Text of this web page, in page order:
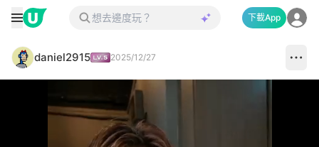
下載App
daniel2915 2025/12/27